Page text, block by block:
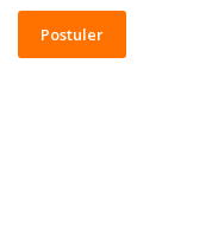
Postuler